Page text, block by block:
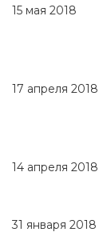
15 мая 2018
17 апреля 2018
14 апреля 2018
31 января 2018